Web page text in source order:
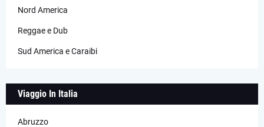
Nord America
Reggae e Dub
Sud America e Caraibi
Viaggio In Italia
Abruzzo